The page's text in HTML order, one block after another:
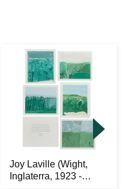
Joy Laville (Wight,
Inglaterra, 1923 -